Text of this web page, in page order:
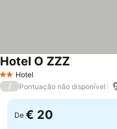
2 Estrelas
Hotel
Hotel O ZZZ
/ Pontuação não disponível
De € 20